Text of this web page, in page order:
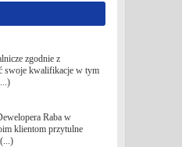
zgodnie z
swoje kwalifikacje w tym
Raba w
klientom przytulne